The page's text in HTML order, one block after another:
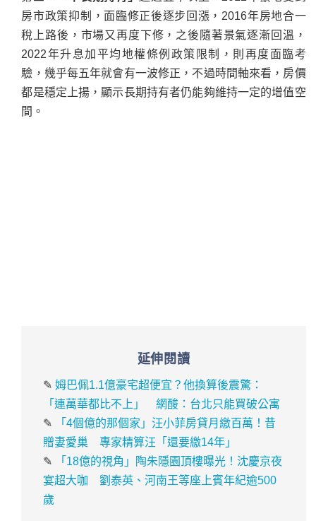
房市政策抑制，面臨修正後逐步回漲，2016年房地合一
稅上路後，市場又再度下修，之後隨著景氣逐漸回溫，
2022年升息加平均地權條例政策限制，則再度面臨考
驗，幾乎每五年就會有一波修正，不過時間軸來看，房價
都是穩定上揚，顯示長期持有者仍能夠維持一定的增值空
間。
延伸閱讀
✎姆巴佩1.1億豪宅超便宜？他換算後震驚：
「連萬華都比不上」 網酸：台北只能買破公寓
✎
「4個億的那個家」汪小菲房貸月繳百萬！昔
贈妻愛巢 專家精算汪「還要繳14年」
✎
「18億的視角」陶朱隱園頂樓曝光！沈慶京夜
宴超大咖 劉泰英、河南王等座上賓年紀逾500
歲